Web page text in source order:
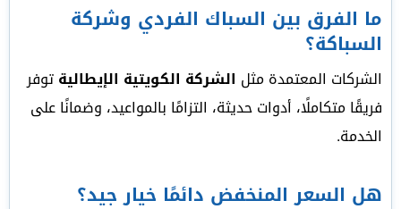
ما الفرق بين السباك الفردي وشركة
السباكة؟
الشركات المعتمدة مثل الشركة الكويتية الإيطاليةتوفر
فريقًا متكاملًا، أدوات حديثة، التزامًا بالمواعيد، وضمانًا على
الخدمة.
هل السعر المنخفض دائمًا خيار جيد؟